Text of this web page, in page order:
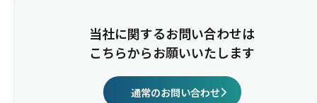
当社に関するお問い合わせは
こちらからお願いいたします
通常のお問い合わせ